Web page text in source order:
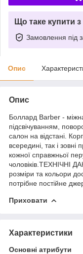
Що таке купити
Замовлення під
Опис
Опис
Боллард Barber -
підсвічуванням,
салон на відстані.
всередині, так і
кожної справжньої
чоловіків.ТЕХНІЧНІ
розміри та кольори
потрібне постійне
Приховати
Характеристики
Основні атрибути